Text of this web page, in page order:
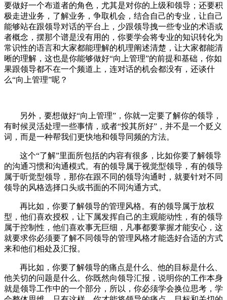
要做好一个布道者的角色，尤其是对你的上级和领导；还要积
极走进业务，了解业务，争取机会，结合自己的专业，让自己
能够站在跟领导对话的平台上，少跟领导拽一些专业的术语或
者概念，摆那个谱是没有用的，你要学会将专业的知识转化为
常识性的语言和大家都能理解的机理阐述清楚，让大家都能清
晰的理解，这也是你能够做好“向上管理”的前提和基础，你如
果跟领导都不在一个频道上，连对话的机会都没有，还谈什
么“向上管理”呢？
另外，要想做好“向上管理”，你就一定要了解你的领导，
有时候灵活处理一些事情，或者“投其所好”，并不是一个贬义
词，而是一种帮我们更快地和领导同频的方法。
这个“了解”里面所包括的内容有很多，比如你要了解领导
的沟通习惯和沟通模式。有的领导属于视觉型领导，有的领导
属于听觉型领导，那你在跟不同的领导沟通时，就要针对不同
领导的风格选择口头或书面的不同沟通方式。
再比如，你要了解领导的管理风格。有的领导属于放权
型，他们喜欢授权，让下属发挥自己的主观能动性，有的领导
属于控制性，他们喜欢事无巨细，凡事都要掌握才能安心，这
就要求你必须要了解不同领导的管理风格才能选好合适的方式
来和他们相处及汇报。
再比如，你要了解领导的痛点是什么、他的目标是什么、
他关切的问题是什么。你既然向领导汇报，说明你的工作本身
就是领导工作中的一个部分，所以，你必须学会换位思考，学